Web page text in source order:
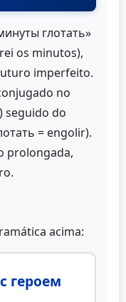
глотать»
os minutos),
imperfeito.
no
seguido do
= engolir).
prolongada,
acima:
героем